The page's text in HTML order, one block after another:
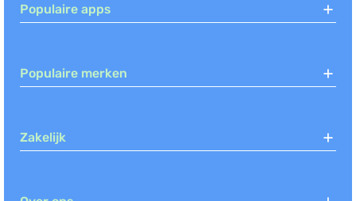
Populaire apps
Populaire merken
Zakelijk